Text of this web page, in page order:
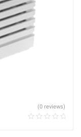
(0 reviews)